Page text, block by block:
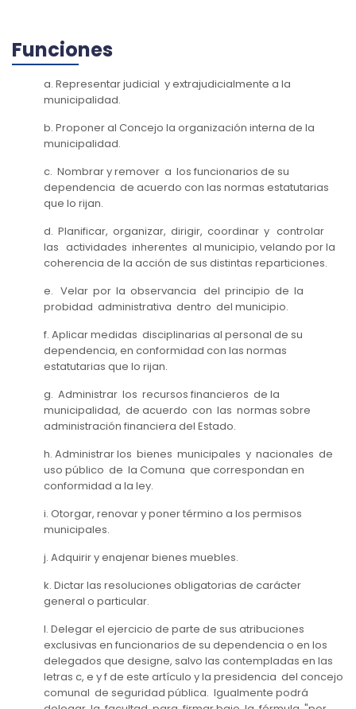
Funciones
a. Representar judicial y extrajudicialmente a la
municipalidad.
b. Proponer al Concejo la organización interna de la
municipalidad.
c. Nombrar y remover a los funcionarios de su
dependencia de acuerdo con las normas estatutarias
que lo rijan.
d. Planificar, organizar, dirigir, coordinar y controlar
las actividades inherentes al municipio, velando por la
coherencia de la acción de sus distintas reparticiones.
e. Velar por la observancia del principio de la
probidad administrativa dentro del municipio.
f. Aplicar medidas disciplinarias al personal de su
dependencia, en conformidad con las normas
estatutarias que lo rijan.
g. Administrar los recursos financieros de la
municipalidad, de acuerdo con las normas sobre
administración financiera del Estado.
h. Administrar los bienes municipales y nacionales de
uso público de la Comuna que correspondan en
conformidad a la ley.
i. Otorgar, renovar y poner término a los permisos
municipales.
j. Adquirir y enajenar bienes muebles.
k. Dictar las resoluciones obligatorias de carácter
general o particular.
l. Delegar el ejercicio de parte de sus atribuciones
exclusivas en funcionarios de su dependencia o en los
delegados que designe, salvo las contempladas en las
letras c, e y f de este artículo y la presidencia del concejo
comunal de seguridad pública. Igualmente podrá